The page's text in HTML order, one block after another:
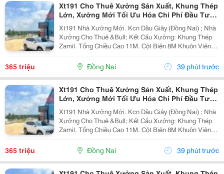
Xt191 Cho Thuê Xưởng Sản Xuất, Khung Thép
Lớn, Xưởng Mới Tối Ưu Hóa Chi Phí Đầu Tư
Sx
Xt191 Nhà Xưởng Mới. Kcn Dầu Giây (Đồng Nai) ; Nhà
Xưởng Cho Thuê &Bull; Kết Cấu Xưởng: Khung Thép
Zamil. Tổng Chiều Cao 11M. Cột Biên 8M Khuôn Viên
4700M2 ( 42M X 112M ) &Bull; Dt Nx Sản Xuất : 38M X
91M ( 3480 M&Sup2; ) &Bull; Dt Văn Phòng...
365 triệu Đồng Nai 39 phút trước
Xt191 Cho Thuê Xưởng Sản Xuất, Khung Thép
Lớn, Xưởng Mới Tối Ưu Hóa Chi Phí Đầu Tư
Sx
Xt191 Nhà Xưởng Mới. Kcn Dầu Giây (Đồng Nai) ; Nhà
Xưởng Cho Thuê &Bull; Kết Cấu Xưởng: Khung Thép
Zamil. Tổng Chiều Cao 11M. Cột Biên 8M Khuôn Viên
4700M2 ( 42M X 112M ) &Bull; Dt Nx Sản Xuất : 38M X
91M ( 3480 M&Sup2; ) &Bull; Dt Văn Phòng...
365 triệu Đồng Nai 39 phút trước